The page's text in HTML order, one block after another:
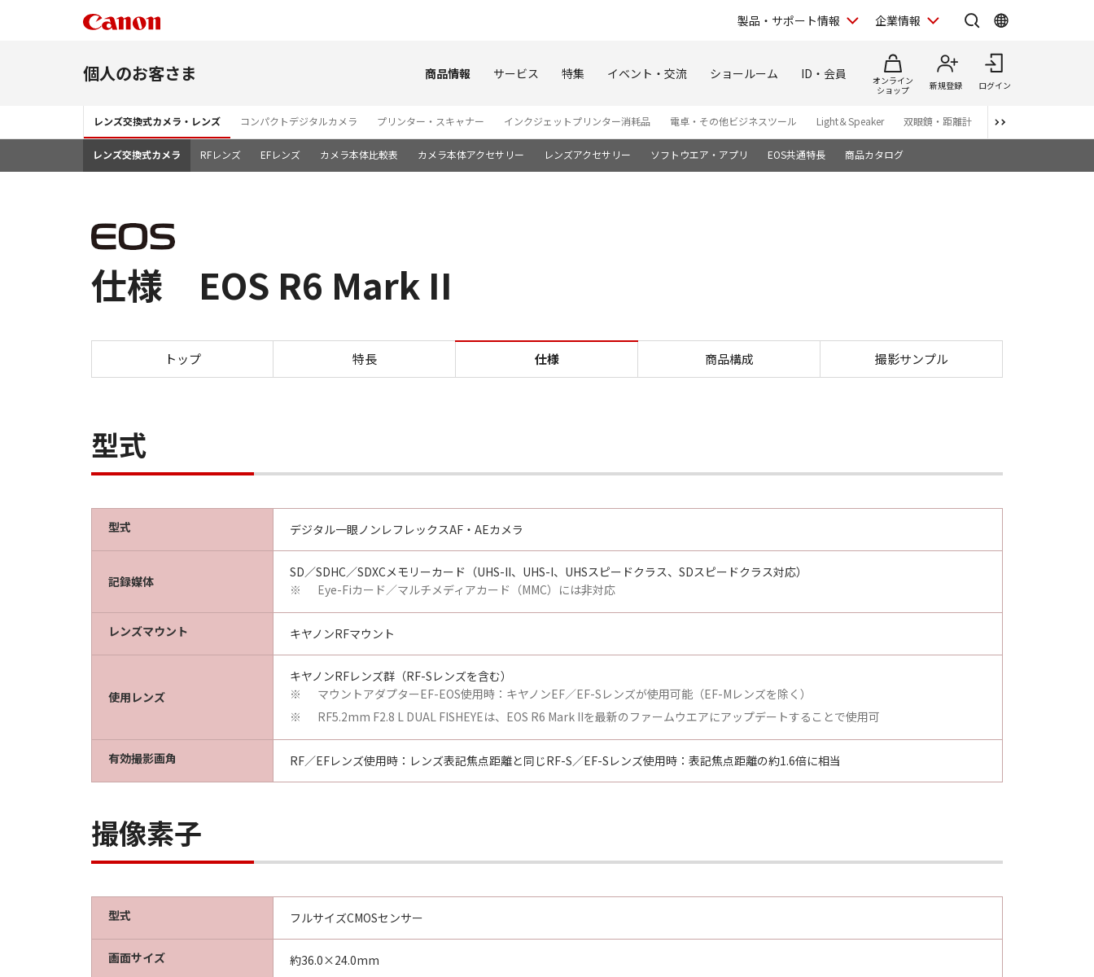
製品・サポート情報 企業情報
個人のお客さま 商品情報 サービス 特集 イベント・交流 ショールーム ID・会員
オンライン
ショップ
新規登録 ログイン
レンズ交換式カメラ・レンズ コンパクトデジタルカメラ プリンター・スキャナー インクジェットプリンター消耗品 電卓・その他ビジネスツール Light＆Speaker 双眼鏡・距離計 写真集
レンズ交換式カメラ RFレンズ EFレンズ カメラ本体比較表 カメラ本体アクセサリー レンズアクセサリー ソフトウエア・アプリ EOS共通特長 商品カタログ
仕様 EOS R6 Mark II
仕様 EOS R6 Mark II
トップ 特長 仕様 商品構成 撮影サンプル
型式
型式 デジタル一眼ノンレフレックスAF・AEカメラ
記録媒体
SD／SDHC／SDXCメモリーカード（UHS-II、UHS-I、UHSスピードクラス、SDスピードクラス対応）
※ Eye-Fiカード／マルチメディアカード（MMC）には非対応
レンズマウント キヤノンRFマウント
使用レンズ
キヤノンRFレンズ群（RF-Sレンズを含む）
※ マウントアダプターEF-EOS使用時：キヤノンEF／EF-Sレンズが使用可能（EF-Mレンズを除く）
※ RF5.2mm F2.8 L DUAL FISHEYEは、EOS R6 Mark IIを最新のファームウエアにアップデートすることで使用可
有効撮影画角 RF／EFレンズ使用時：レンズ表記焦点距離と同じRF-S／EF-Sレンズ使用時：表記焦点距離の約1.6倍に相当
撮像素子
型式 フルサイズCMOSセンサー
画面サイズ 約36.0×24.0mm